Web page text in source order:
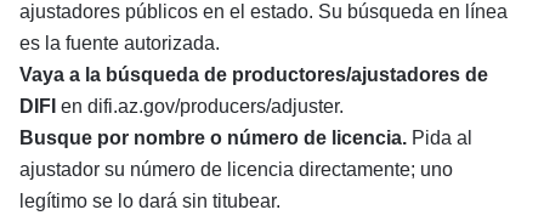
ajustadores públicos en el estado. Su búsqueda en línea
es la fuente autorizada.
Vaya a la búsqueda de productores/ajustadores de
DIFI en difi.az.gov/producers/adjuster.
Busque por nombre o número de licencia. Pida al
ajustador su número de licencia directamente; uno
legítimo se lo dará sin titubear.